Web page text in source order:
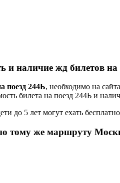
и наличие жд билетов на
поезд 244Ь, необходимо на
билета на поезд 244Ь и
до 5 лет могут ехать
тому же маршруту